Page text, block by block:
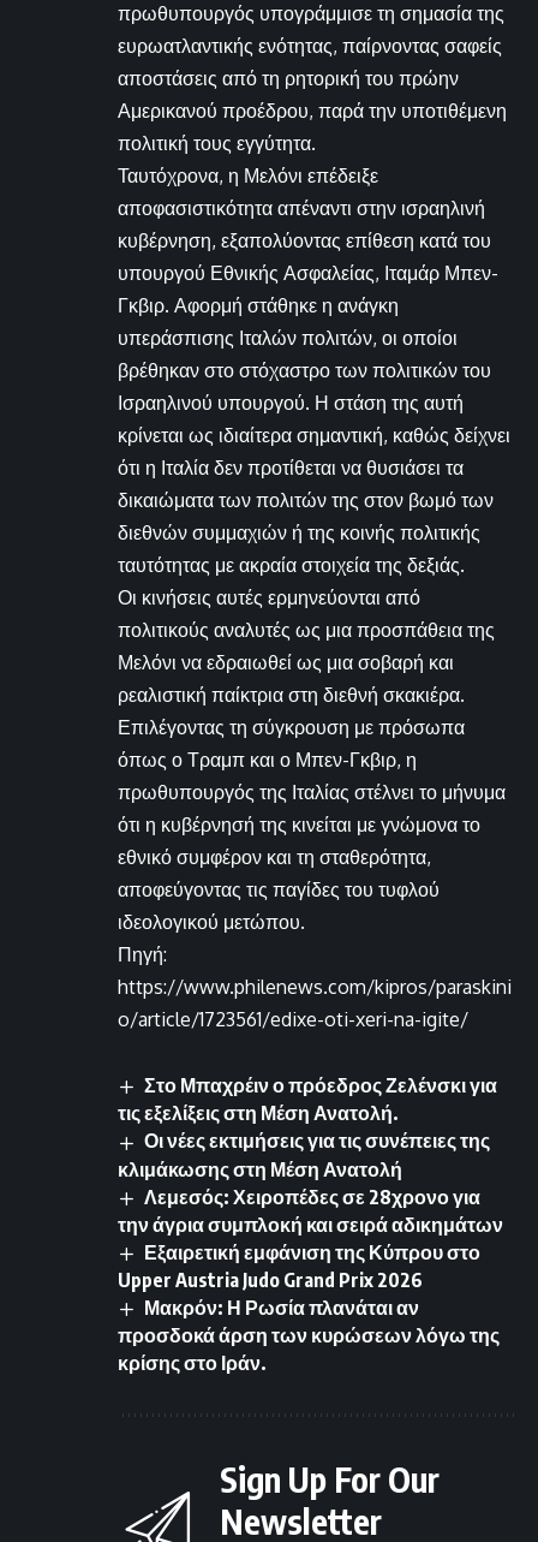
πρωθυπουργός υπογράμμισε τη σημασία της
ευρωατλαντικής ενότητας, παίρνοντας σαφείς
αποστάσεις από τη ρητορική του πρώην
Αμερικανού προέδρου, παρά την υποτιθέμενη
πολιτική τους εγγύτητα.
Ταυτόχρονα, η Μελόνι επέδειξε
αποφασιστικότητα απέναντι στην ισραηλινή
κυβέρνηση, εξαπολύοντας επίθεση κατά του
υπουργού Εθνικής Ασφαλείας, Ιταμάρ Μπεν-
Γκβιρ. Αφορμή στάθηκε η ανάγκη
υπεράσπισης Ιταλών πολιτών, οι οποίοι
βρέθηκαν στο στόχαστρο των πολιτικών του
Ισραηλινού υπουργού. Η στάση της αυτή
κρίνεται ως ιδιαίτερα σημαντική, καθώς δείχνει
ότι η Ιταλία δεν προτίθεται να θυσιάσει τα
δικαιώματα των πολιτών της στον βωμό των
διεθνών συμμαχιών ή της κοινής πολιτικής
ταυτότητας με ακραία στοιχεία της δεξιάς.
Οι κινήσεις αυτές ερμηνεύονται από
πολιτικούς αναλυτές ως μια προσπάθεια της
Μελόνι να εδραιωθεί ως μια σοβαρή και
ρεαλιστική παίκτρια στη διεθνή σκακιέρα.
Επιλέγοντας τη σύγκρουση με πρόσωπα
όπως ο Τραμπ και ο Μπεν-Γκβιρ, η
πρωθυπουργός της Ιταλίας στέλνει το μήνυμα
ότι η κυβέρνησή της κινείται με γνώμονα το
εθνικό συμφέρον και τη σταθερότητα,
αποφεύγοντας τις παγίδες του τυφλού
ιδεολογικού μετώπου.
Πηγή:
https://www.philenews.com/kipros/paraskini
o/article/1723561/edixe-oti-xeri-na-igite/
Στο Μπαχρέιν ο πρόεδρος Ζελένσκι για
τις εξελίξεις στη Μέση Ανατολή.
Οι νέες εκτιμήσεις για τις συνέπειες της
κλιμάκωσης στη Μέση Ανατολή
Λεμεσός: Χειροπέδες σε 28χρονο για
την άγρια συμπλοκή και σειρά αδικημάτων
Εξαιρετική εμφάνιση της Κύπρου στο
Upper Austria Judo Grand Prix 2026
Μακρόν: Η Ρωσία πλανάται αν
προσδοκά άρση των κυρώσεων λόγω της
κρίσης στο Ιράν.
Sign Up For Our
Newsletter